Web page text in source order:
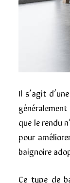
Il s’agit
que le rendu
pour
baignoire
Ce type de